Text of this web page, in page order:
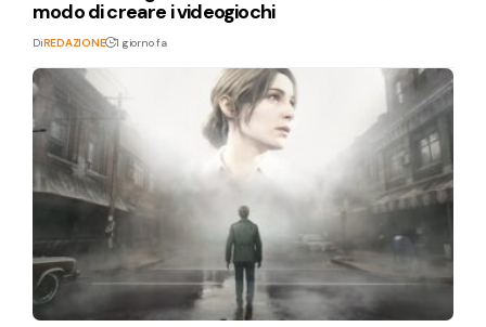
modo di creare i videogiochi
DiREDAZIONE 1 giorno fa